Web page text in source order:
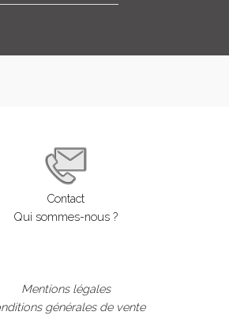
Contact
Qui sommes-nous ?
Mentions légales
générales de vente